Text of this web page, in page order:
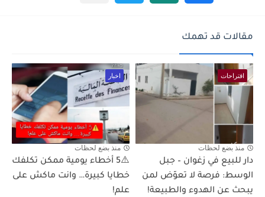
مقالات قد تهمك
اقتراحات
منذ بضع لحظات
دار للبيع في زغوان – جبل
الوسط: فرصة لا تعوّض لمن
يبحث عن الهدوء والطبيعة!
اخبار
منذ بضع لحظات
⚠️5 أخطاء يومية ممكن تكلفك
خطايا كبيرة… وانت ماكش على
علم!